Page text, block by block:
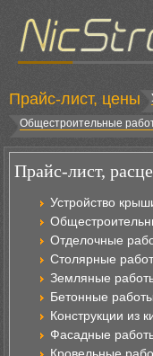
Прайс-лист, цены
Общестроительные
Прайс-лист,
Устройство
Отделочные
Столярные
Земляные
Бетонные работы
Конструкции из
Фасадные